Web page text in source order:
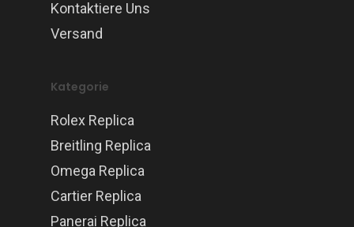
Kontaktiere Uns
Versand
Kategorie
Rolex Replica
Breitling Replica
Omega Replica
Cartier Replica
Panerai Replica